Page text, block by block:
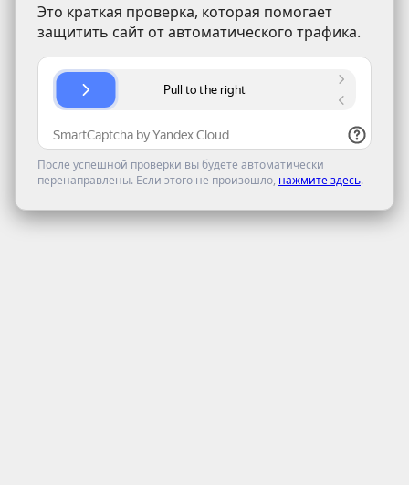
Это краткая проверка, которая помогает
защитить сайт от автоматического трафика.
После успешной проверки вы будете автоматически
перенаправлены. Если этого не произошло, нажмите здесь.